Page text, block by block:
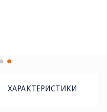
ХАРАКТЕРИСТИКИ